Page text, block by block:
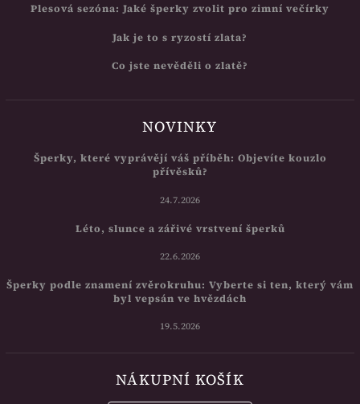
Plesová sezóna: Jaké šperky zvolit pro zimní večírky
Jak je to s ryzostí zlata?
Co jste nevěděli o zlatě?
NOVINKY
Šperky, které vyprávějí váš příběh: Objevíte kouzlo
přívěsků?
24.7.2026
Léto, slunce a zářivé vrstvení šperků
22.6.2026
Šperky podle znamení zvěrokruhu: Vyberte si ten, který vám
byl vepsán ve hvězdách
19.5.2026
NÁKUPNÍ KOŠÍK